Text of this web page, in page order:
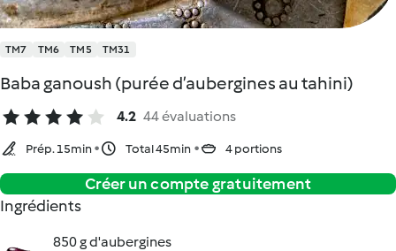
TM7 TM6 TM5 TM31
Baba ganoush (purée d’aubergines au tahini)
4.2 44 évaluations
Prép. 15min Total 45min 4 portions
Créer un compte gratuitement
Ingrédients
850 g d'aubergines